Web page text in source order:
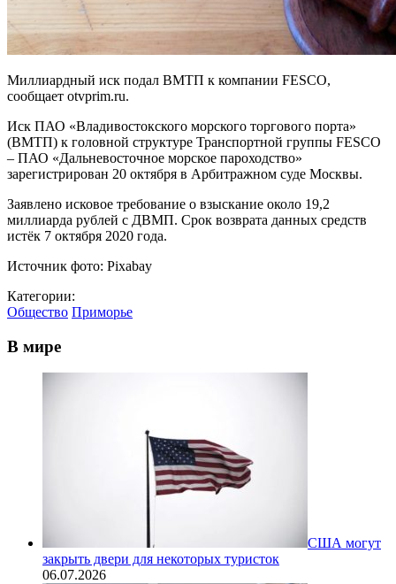
Миллиардный иск подал ВМТП к компании FESCO,
сообщает otvprim.ru.
Иск ПАО «Владивостокского морского торгового порта»
(ВМТП) к головной структуре Транспортной группы FESCO
– ПАО «Дальневосточное морское пароходство»
зарегистрирован 20 октября в Арбитражном суде Москвы.
Заявлено исковое требование о взыскание около 19,2
миллиарда рублей с ДВМП. Срок возврата данных средств
истёк 7 октября 2020 года.
Источник фото: Pixabay
Категории:
Общество Приморье
В мире
США могут
закрыть двери для некоторых туристок
06.07.2026